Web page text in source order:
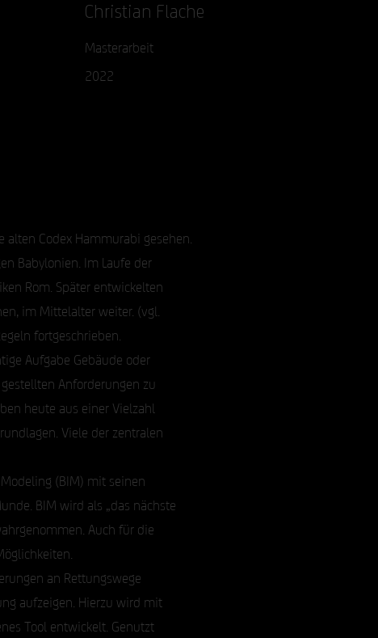
Christian Flache
Masterarbeit
2022
Codex Hammurabi gesehen.
Babylonien. Im Laufe der
Rom. Später entwickelten
im Mittelalter weiter. (vgl.
fortgeschrieben.
Aufgabe Gebäude oder
Anforderungen zu
heute aus einer Vielzahl
Viele der zentralen
(BIM) mit seinen
BIM wird als „das nächste
Auch für die
an Rettungswege
aufzeigen. Hierzu wird mit
Tool entwickelt. Genutzt